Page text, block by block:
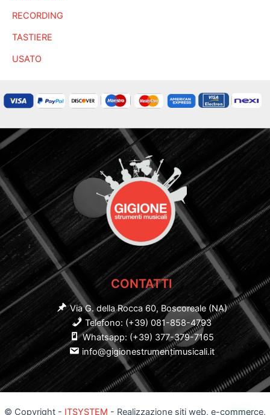
RECORDING
TASTIERE
USATO
CONTATTI
Via G. della Rocca 60, Boscoreale (NA)
Telefono: (+39) 081-858-4793
Whatsapp: (+39) 377-379-7165
info@gigionestrumentimusicali.it
© Copyright - ITSYSTEM - Realizzazione siti web, e-commerce,